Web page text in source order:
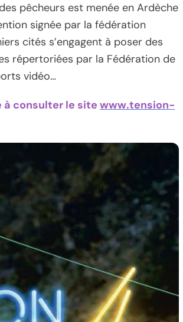
pêcheurs est menée en Ardèche
signée par la fédération
cités s’engagent à poser des
répertoriées par la Fédération de
vidéo…
à consulter le site www.tension-